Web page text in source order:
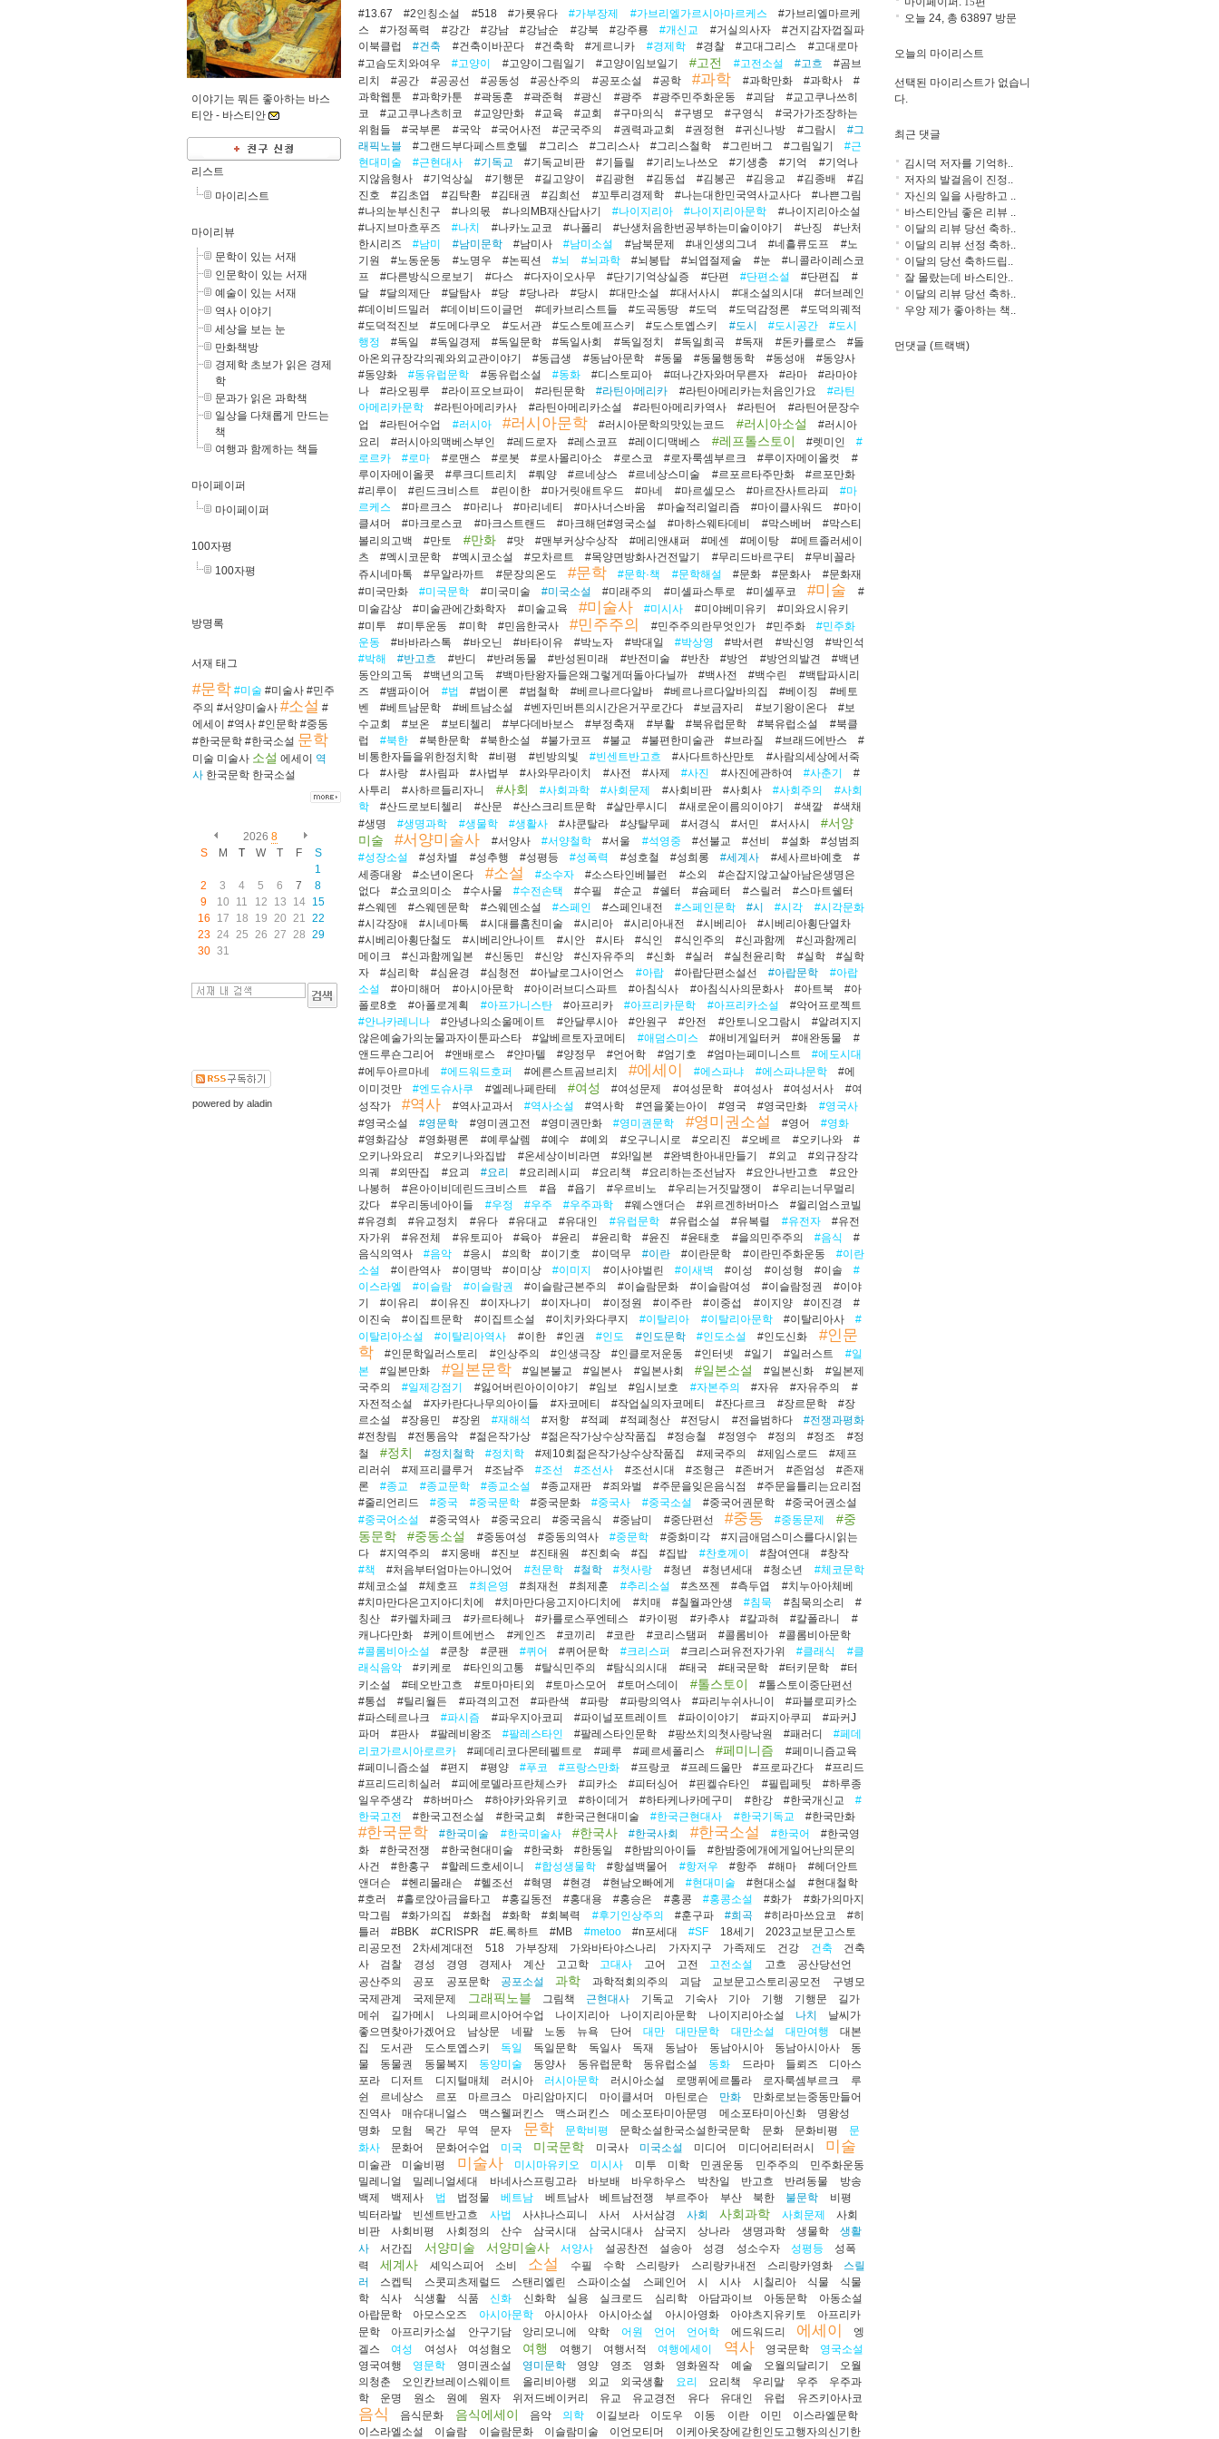
이야기는 뭐든 좋아하는 바스
티안 - 바스티안
리스트
마이리스트
마이리뷰
문학이 있는 서재
인문학이 있는 서재
예술이 있는 서재
역사 이야기
세상을 보는 눈
만화책방
경제학 초보가 읽은 경제
학
문과가 읽은 과학책
일상을 다채롭게 만드는
책
여행과 함께하는 책들
마이페이퍼
마이페이퍼
100자평
100자평
방명록
서재 태그
#문학 #미술 #미술사 #민주
주의 #서양미술사 #소설 #
에세이 #역사 #인문학 #중동
#한국문학 #한국소설 문학
미술 미술사 소설 에세이
역
사 한국문학 한국소설
2026 8
S
M T W T F
S
1
2
3 4 5 6 7
8
9
10 11 12 13 14
15
16
17 18 19 20 21 22
23 24 25 26 27 28 29
30 31
powered by aladin
#13.67 #2인칭소설 #518 #가룟유다 #가부장제 #가브리엘가르시아마르케스
#가브리엘마르케
스
#가정폭력 #강간 #강남 #강남순 #강북 #강주룡 #개신교 #거실의사자
#건지감자껍질파
이북클럽
#건축 #건축이바꾼다 #건축학 #게르니카 #경제학 #경찰 #고대그리스
#고대로마
#고슴도치와여우
#고양이 #고양이그림일기 #고양이임보일기 #고전 #고전소설 #고흐
#곰브
리치
#공간 #공공선 #공동성 #공산주의 #공포소설 #공학 #과학 #과학만화 #과학사
#
과학웹툰
#과학카툰 #곽동훈 #곽준혁 #광신 #광주 #광주민주화운동 #괴담
#교고쿠나쓰히
코
#교고쿠나츠히코 #교양만화 #교육 #교회 #구마의식 #구병모 #구영식
#국가가조장하는
위험들
#국부론 #국악 #국어사전 #군국주의 #권력과교회 #권정현 #귀신나방 #그람시
#그
래픽노블
#그랜드부다페스트호텔 #그리스 #그리스사 #그리스철학 #그린버그 #그림일기
#근
현대미술
#근현대사 #기독교 #기독교비판 #기들릴 #기리노나쓰오 #기생충 #기억
#기억나
지않음형사
#기억상실 #기행문 #길고양이 #김광현 #김동섭 #김봉곤 #김응교 #김종배
#김
진호
#김초엽 #김탁환 #김태권 #김희선 #꼬투리경제학 #나는대한민국역사교사다
#나쁜그림
#나의눈부신친구
#나의몫 #나의MB재산답사기 #나이지리아 #나이지리아문학
#나이지리아소설
#나지브마흐푸즈
#나치 #나카노교코 #나폴리 #난생처음한번공부하는미술이야기 #난징
#난처
한시리즈
#남미 #남미문학 #남미사 #남미소설 #남북문제 #내인생의그녀 #네흘류도프
#노
기원
#노동운동 #노명우 #논픽션 #뇌 #뇌과학 #뇌봉탑 #뇌엽절제술 #눈
#니콜라이레스코
프
#다른방식으로보기 #다스 #다자이오사무 #단기기억상실증 #단편 #단편소설 #단편집
#
달
#달의제단 #달탐사 #당 #당나라 #당시 #대만소설 #대서사시 #대소설의시대
#더브레인
#데이비드밀러
#데이비드이글먼 #데카브리스트들 #도곡동땅 #도덕 #도덕감정론
#도덕의궤적
#도덕적진보
#도메다쿠오 #도서관 #도스토예프스키 #도스토옙스키 #도시 #도시공간
#도시
행정
#독일 #독일경제 #독일문학 #독일사회 #독일정치 #독일희곡 #독재 #돈카를로스
#돌
아온외규장각의궤와외교관이야기
#동급생 #동남아문학 #동물 #동물행동학 #동성애
#동양사
#동양화
#동유럽문학 #동유럽소설 #동화 #디스토피아 #떠나간자와머무른자 #라마
#라마야
나
#라오핑루 #라이프오브파이 #라틴문학 #라틴아메리카 #라틴아메리카는처음인가요
#라틴
아메리카문학
#라틴아메리카사 #라틴아메리카소설 #라틴아메리카역사 #라틴어
#라틴어문장수
업
#라틴어수업 #러시아 #러시아문학 #러시아문학의맛있는코드 #러시아소설
#러시아
요리
#러시아의맥베스부인 #레드로자 #레스코프 #레이디맥베스 #레프톨스토이 #렛미인
#
로르카
#로마 #로맨스 #로봇 #로사몰리아소 #로스코 #로자룩셈부르크 #루이자메이올컷
#
루이자메이올콧
#루크디트리치 #뤄양 #르네상스 #르네상스미술 #르포르타주만화
#르포만화
#리루이
#린드크비스트 #린이한 #마거릿애트우드 #마네 #마르셀모스 #마르잔사트라피
#마
르케스
#마르크스 #마리나 #마리네티 #마사너스바움 #마술적리얼리즘 #마이클사워드
#마이
클셔머
#마크로스코 #마크스트랜드 #마크해던#영국소설 #마하스웨타데비 #막스베버
#막스티
볼리의고백
#만토 #만화 #맛 #맨부커상수상작 #메리앤섀퍼 #메센 #메이탕
#메트졸러세이
츠
#멕시코문학 #멕시코소설 #모차르트 #목양면방화사건전말기 #무리드바르구티
#무비꼴라
쥬시네마톡
#무알라까트 #문장의온도 #문학 #문학·책 #문학해설 #문화 #문화사
#문화재
#미국만화
#미국문학 #미국미술 #미국소설 #미래주의 #미셸파스투로 #미셸푸코 #미술
#
미술감상
#미술관에간화학자 #미술교육 #미술사 #미시사 #미야베미유키
#미와요시유키
#미투
#미투운동 #미학 #민음한국사 #민주주의 #민주주의란무엇인가 #민주화
#민주화
운동
#바바라스톡 #바오닌 #바타이유 #박노자 #박대일 #박상영 #박서련 #박신영
#박인석
#박해
#반고흐 #반디 #반려동물 #반성된미래 #반전미술 #반찬 #방언 #방언의발견
#백년
동안의고독
#백년의고독 #백마탄왕자들은왜그렇게떠돌아다닐까 #백사전 #백수린
#백탑파시리
즈
#뱀파이어 #법 #법이론 #법철학 #베르나르다알바 #베르나르다알바의집 #베이징
#베토
벤
#베트남문학 #베트남소설 #벤자민버튼의시간은거꾸로간다 #보금자리 #보기왕이온다
#보
수교회
#보온 #보티첼리 #부다데바보스 #부정축재 #부활 #북유럽문학 #북유럽소설
#북클
럽
#북한 #북한문학 #북한소설 #불가코프 #불교 #불편한미술관 #브라질 #브래드에반스
#
비통한자들을위한정치학
#비평 #빈방의빛 #빈센트반고흐 #사다트하산만토
#사람의세상에서죽
다
#사랑 #사림파 #사법부 #사와무라이치 #사전 #사제 #사진 #사진에관하여 #사춘기
#
사투리
#사하르들리자니 #사회 #사회과학 #사회문제 #사회비판 #사회사 #사회주의
#사회
학
#산드로보티첼리 #산문 #산스크리트문학 #살만루시디 #새로운이름의이야기 #색깔
#색채
#생명
#생명과학 #생물학 #생활사 #샤쿤탈라 #샹탈무페 #서경식 #서민 #서사시
#서양
미술
#서양미술사 #서양사 #서양철학 #서울 #석영중 #선불교 #선비 #설화
#성범죄
#성장소설
#성차별 #성추행 #성평등 #성폭력 #성호철 #성희롱 #세계사 #세사르바예호
#
세종대왕
#소년이온다 #소설 #소수자 #소스타인베블런 #소외
#손잡지않고살아남은생명은
없다
#쇼코의미소 #수사물 #수전손택 #수필 #순교 #쉘터 #슘페터 #스릴러
#스마트쉘터
#스웨덴
#스웨덴문학 #스웨덴소설 #스페인 #스페인내전 #스페인문학 #시 #시각
#시각문화
#시각장애
#시네마톡 #시대를훔친미술 #시리아 #시리아내전 #시베리아
#시베리아횡단열차
#시베리아횡단철도
#시베리안나이트 #시안 #시타 #식인 #식인주의 #신과함께
#신과함께리
메이크
#신과함께일본 #신동민 #신앙 #신자유주의 #신화 #실러 #실천윤리학 #실학
#실학
자
#심리학 #심윤경 #심청전 #아날로그사이언스 #아랍 #아랍단편소설선 #아랍문학
#아랍
소설
#아미해머 #아시아문학 #아이러브디스파트 #아침식사 #아침식사의문화사 #아트북
#아
폴로8호
#아폴로계획 #아프가니스탄 #아프리카 #아프리카문학 #아프리카소설
#악어프로젝트
#안나카레니나
#안녕나의소울메이트 #안달루시아 #안원구 #안전 #안토니오그람시
#알려지지
않은예술가의눈물과자이툰파스타
#알베르토자코메티 #애덤스미스 #애비게일터커 #애완동물
#
앤드루숀그리어
#앤배로스 #얀마텔 #양정무 #언어학 #엄기호 #엄마는페미니스트
#에도시대
#에두아르마네
#에드워드호퍼 #에른스트곰브리치 #에세이 #에스파냐 #에스파냐문학
#에
이미것만
#엔도슈사쿠 #엘레나페란테 #여성 #여성문제 #여성문학 #여성사 #여성서사
#여
성작가
#역사 #역사교과서 #역사소설 #역사학 #연을쫓는아이 #영국 #영국만화
#영국사
#영국소설
#영문학 #영미권고전 #영미권만화 #영미권문학 #영미권소설 #영어
#영화
#영화감상
#영화평론 #예루살렘 #예수 #예외 #오구니시로 #오리진 #오베르 #오키나와
#
오키나와요리
#오키나와집밥 #온세상이비라면 #와!일본 #완벽한아내만들기 #외교
#외규장각
의궤
#외딴집 #요괴 #요리 #요리레시피 #요리책 #요리하는조선남자 #요안나반고흐
#요안
나봉허
#욘아이비데린드크비스트 #욥 #욥기 #우르비노 #우리는거짓말쟁이
#우리는너무멀리
갔다
#우리동네아이들 #우정 #우주 #우주과학 #웨스앤더슨 #위르겐하버마스
#윌리엄스코빌
#유경희
#유교정치 #유다 #유대교 #유대인 #유럽문학 #유럽소설 #유복렬 #유전자
#유전
자가위
#유전체 #유토피아 #육아 #윤리 #윤리학 #윤진 #윤태호 #을의민주주의 #음식
#
음식의역사
#음악 #응시 #의학 #이기호 #이덕무 #이란 #이란문학 #이란민주화운동
#이란
소설
#이란역사 #이명박 #이미상 #이미지 #이사야벌린 #이새벽 #이성 #이성형 #이솔
#
이스라엘
#이슬람 #이슬람권 #이슬람근본주의 #이슬람문화 #이슬람여성 #이슬람정권
#이야
기
#이유리 #이유진 #이자나기 #이자나미 #이정원 #이주란 #이중섭 #이지양 #이진경
#
이진숙
#이집트문학 #이집트소설 #이치카와다쿠지 #이탈리아 #이탈리아문학 #이탈리아사
#
이탈리아소설
#이탈리아역사 #이한 #인권 #인도 #인도문학 #인도소설 #인도신화
#인문
학
#인문학일러스토리 #인상주의 #인생극장 #인클로저운동 #인터넷 #일기 #일러스트
#일
본
#일본만화 #일본문학 #일본불교 #일본사 #일본사회 #일본소설 #일본신화
#일본제
국주의
#일제강점기 #잃어버린아이이야기 #임보 #임시보호 #자본주의 #자유 #자유주의
#
자전적소설
#자카란다나무의아이들 #자코메티 #작업실의자코메티 #잔다르크 #장르문학
#장
르소설
#장용민 #장윈 #재해석 #저항 #적폐 #적폐청산 #전당시 #전을범하다
#전쟁과평화
#전창림
#전통음악 #젊은작가상 #젊은작가상수상작품집 #정승철 #정영수 #정의 #정조
#정
철
#정치 #정치철학 #정치학 #제10회젊은작가상수상작품집 #제국주의 #제임스로드
#제프
리러쉬
#제프리클루거 #조남주 #조선 #조선사 #조선시대 #조형근 #존버거 #존엄성
#존재
론
#종교 #종교문학 #종교소설 #종교재판 #죄와벌 #주문을잊은음식점
#주문을틀리는요리점
#줄리언리드
#중국 #중국문학 #중국문화 #중국사 #중국소설 #중국어권문학
#중국어권소설
#중국어소설
#중국역사 #중국요리 #중국음식 #중남미 #중단편선 #중동 #중동문제
#중
동문학
#중동소설 #중동여성 #중동의역사 #중문학 #중화미각
#지금애덤스미스를다시읽는
다
#지역주의 #지웅배 #진보 #진태원 #진회숙 #집 #집밥 #찬호께이 #참여연대
#창작
#책
#처음부터엄마는아니었어 #천문학 #철학 #첫사랑 #청년 #청년세대 #청소년
#체코문학
#체코소설
#체호프 #최은영 #최재천 #최제훈 #추리소설 #츠쯔젠 #측두엽
#치누아아체베
#치마만다은고지아디치에
#치마만다응고지아디치에 #치매 #칠월과안생 #침묵 #침묵의소리
#
칭산
#카렐차페크 #카르타헤나 #카를로스푸엔테스 #카이펑 #카추샤 #칼과혀 #칼폴라니
#
캐나다만화
#케이트에번스 #케인즈 #코끼리 #코란 #코리스탬퍼 #콜롬비아
#콜롬비아문학
#콜롬비아소설
#쿤창 #쿤팬 #퀴어 #퀴어문학 #크리스퍼 #크리스퍼유전자가위 #클래식
#클
래식음악
#키케로 #타인의고통 #탈식민주의 #탐식의시대 #태국 #태국문학 #터키문학
#터
키소설
#테오반고흐 #토마마티외 #토마스모어 #토머스데이 #톨스토이
#톨스토이중단편선
#통섭
#틸리월든 #파격의고전 #파란색 #파랑 #파랑의역사 #파리누쉬사니이
#파블로피카소
#파스테르나크
#파시즘 #파우지아코피 #파이널포트레이트 #파이이야기 #파지아쿠피
#파커J
파머
#판사 #팔레비왕조 #팔레스타인 #팔레스타인문학 #팡쓰치의첫사랑낙원 #패러디
#페데
리코가르시아로르카
#페데리코다몬테펠트로 #페루 #페르세폴리스 #페미니즘
#페미니즘교육
#페미니즘소설
#편지 #평양 #푸코 #프랑스만화 #프랑코 #프레드울만 #프로파간다
#프리드
#프리드리히실러
#피에로델라프란체스카 #피카소 #피터싱어 #핀켈슈타인 #필립페팃
#하루종
일우주생각
#하버마스 #하야카와유키코 #하이데거 #하타케나카메구미 #한강 #한국개신교
#
한국고전
#한국고전소설 #한국교회 #한국근현대미술 #한국근현대사 #한국기독교 #한국만화
#한국문학 #한국미술 #한국미술사 #한국사 #한국사회 #한국소설 #한국어
#한국영
화
#한국전쟁 #한국현대미술 #한국화 #한동일 #한밤의아이들
#한밤중에개에게일어난의문의
사건
#한홍구 #할레드호세이니 #합성생물학 #항설백물어 #항저우 #항주 #해마
#헤더안트
앤더슨
#헨리몰래슨 #헬조선 #혁명 #현경 #현남오빠에게 #현대미술 #현대소설
#현대철학
#호러
#홀로앉아금을타고 #홍길동전 #홍대용 #홍승은 #홍콩 #홍콩소설 #화가
#화가의마지
막그림
#화가의집 #화첩 #화학 #회복력 #후기인상주의 #훈구파 #희곡 #히라마쓰요코
#히
틀러
#BBK #CRISPR #E.록하트 #MB #metoo #n포세대 #SF 18세기
2023교보문고스토
리공모전
2차세계대전 518 가부장제 가와바타야스나리 가자지구 가족제도 건강 건축
건축
사
검찰 경성 경영 경제사 계산 고고학 고대사 고어 고전 고전소설 고흐
공산당선언
공산주의
공포 공포문학 공포소설 과학 과학적회의주의 괴담 교보문고스토리공모전
구병모
국제관계
국제문제 그래픽노블 그림책 근현대사 기독교 기숙사 기아 기행 기행문
길가
메쉬
길가메시 나의페르시아어수업 나이지리아 나이지리아문학 나이지리아소설 나치
날씨가
좋으면찾아가겠어요
남상문 네팔 노동 뉴욕 단어 대만 대만문학 대만소설 대만여행
대본
집
도서관 도스토옙스키 독일 독일문학 독일사 독재 동남아 동남아시아 동남아시아사
동
물
동물권 동물복지 동양미술 동양사 동유럽문학 동유럽소설 동화 드라마 들뢰즈
디아스
포라
디저트 디지털매체 러시아 러시아문학 러시아소설 로맹퓌에르톨라 로자룩셈부르크
루
쉰
르네상스 르포 마르크스 마리암마지디 마이클셔머 마틴로슨 만화
만화로보는중동만들어
진역사
매슈대니얼스 맥스웰퍼킨스 맥스퍼킨스 메소포타미아문명 메소포타미아신화
명왕성
명화
모험 목간 무역 문자 문학 문학비평 문학소설한국소설한국문학 문화 문화비평
문
화사
문화어 문화어수업 미국 미국문학 미국사 미국소설 미디어 미디어리터러시 미술
미술관 미술비평 미술사 미시마유키오 미시사 미투 미학 민권운동 민주주의
민주화운동
밀레니얼
밀레니얼세대 바네사스프링고라 바보배 바우하우스 박찬일 반고흐 반려동물
방송
백제
백제사 법 법정물 베트남 베트남사 베트남전쟁 부르주아 부산 북한 불문학
비평
빅터라발
빈센트반고흐 사법 사샤나스피니 사서 사서삼경 사회 사회과학 사회문제
사회
비판
사회비평 사회정의 산수 삼국시대 삼국시대사 삼국지 상나라 생명과학 생물학
생활
사
서간집 서양미술 서양미술사 서양사 설공찬전 설송아 성경 성소수자 성평등
성폭
력
세계사 셰익스피어 소비 소설 수필 수학 스리랑카 스리랑카내전 스리랑카영화
스릴
러
스켑틱 스콧피츠제럴드 스탠리엘린 스파이소설 스페인어 시 시사 시칠리아 식물
식물
학
식사 식생활 식품 신화 신화학 실용 실크로드 심리학 아담과이브 아동문학
아동소설
아랍문학
아모스오즈 아시아문학 아시아사 아시아소설 아시아영화 아야츠지유키토
아프리카
문학
아프리카소설 안구기담 앙리모니에 약학 어원 언어 언어학 에드워드리 에세이
엥
겔스
여성 여성사 여성혐오 여행 여행기 여행서적 여행에세이 역사 영국문학
영국소설
영국여행
영문학 영미권소설 영미문학 영양 영조 영화 영화원작 예술 오월의달리기
오월
의청춘
오인칸브레이스웨이트 올리비아랭 외교 외국생활 요리 요리책 우리말 우주
우주과
학
운명 원소 원예 원자 위저드베이커리 유교 유교경전 유다 유대인 유럽 유즈키아사코
음식 음식문화 음식에세이 음악 의학 이길보라 이도우 이동 이란 이민
이스라엘문학
이스라엘소설
이슬람 이슬람문화 이슬람미술 이언모티머 이케아옷장에갇힌인도고행자의신기한
오늘 24, 총 63897 방문
오늘의 마이리스트
선택된 마이리스트가 없습니
다.
최근 댓글
김시덕 저자를 기억하..
저자의 발걸음이 진정..
자신의 일을 사랑하고 ..
바스티안님 좋은 리뷰 ..
이달의 리뷰 당선 축하..
이달의 리뷰 선정 축하..
이달의 당선 축하드립..
잘 몰랐는데 바스티안..
이달의 리뷰 당선 축하..
우앙 제가 좋아하는 책..
먼댓글 (트랙백)